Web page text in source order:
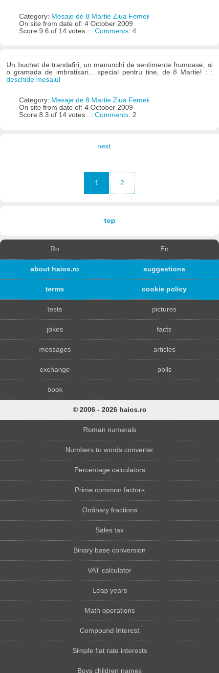
Category: Mesaje de 8 Martie Ziua Femeii
On site from date of: 4 October 2009
Score 9.6 of 14 votes : : Comments: 4
Un buchet de trandafiri, un manunchi de sentimente frumoase, si
o gramada de imbratisari... special pentru tine, de 8 Martie! : :
deschide mesajul
Category: Mesaje de 8 Martie Ziua Femeii
On site from date of: 4 October 2009
Score 8.3 of 14 votes : : Comments: 2
next
1 2
top
Ro En
about haios.ro suggestions
terms cookie policy
tests pictures
jokes facts
messages articles
exchange polls
book
© 2006 - 2026 haios.ro
Roman numerals
Numbers to words converter
Percentage calculators
Prime common factors
Ordinary fractions
Sales tax
Binary base conversion
VAT calculator
Leap years
Math operations
Compound Interest
Simple flat rate interests
Boys children names